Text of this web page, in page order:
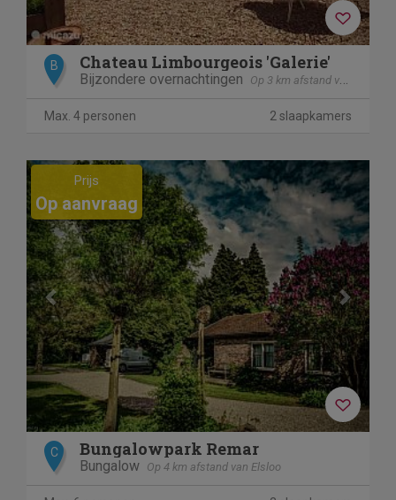
B Chateau Limbourgeois 'Galerie'
Bijzondere overnachtingen Op 3 km afstand van Elsloo
Max. 4 personen 2 slaapkamers
Previous Next
Prijs
Op aanvraag
C Bungalowpark Remar
Bungalow Op 4 km afstand van Elsloo